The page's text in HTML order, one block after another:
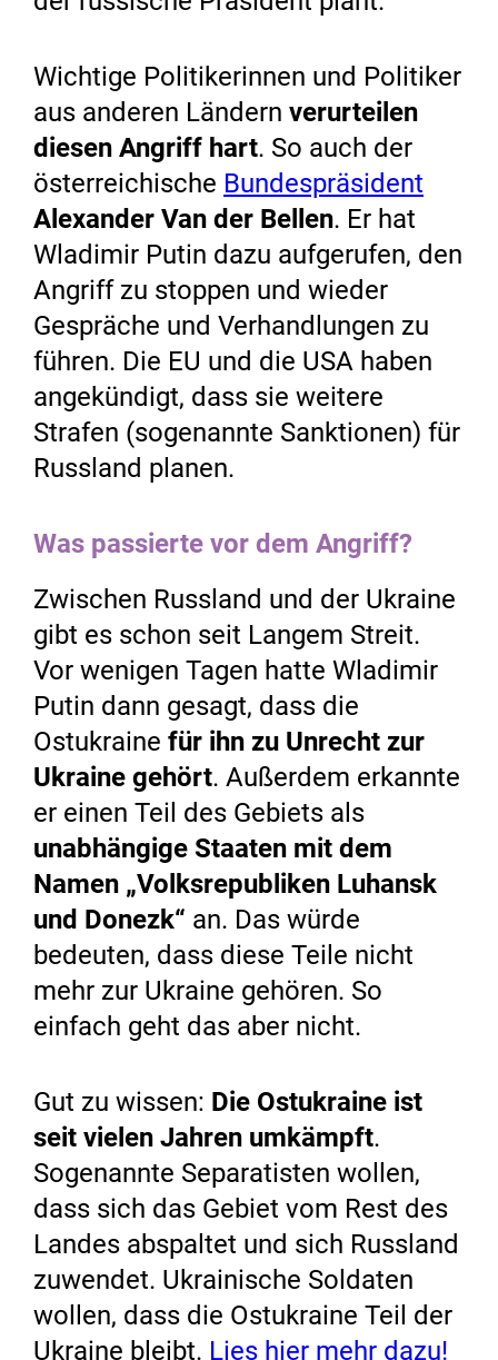
Wichtige Politikerinnen und Politiker
aus anderen Ländern verurteilen
diesen Angriff hart. So auch der
österreichische Bundespräsident
Alexander Van der Bellen. Er hat
Wladimir Putin dazu aufgerufen, den
Angriff zu stoppen und wieder
Gespräche und Verhandlungen zu
führen. Die EU und die USA haben
angekündigt, dass sie weitere
Strafen (sogenannte Sanktionen) für
Russland planen.
Was passierte vor dem Angriff?
Zwischen Russland und der Ukraine
gibt es schon seit Langem Streit.
Vor wenigen Tagen hatte Wladimir
Putin dann gesagt, dass die
Ostukraine für ihn zu Unrecht zur
Ukraine gehört. Außerdem erkannte
er einen Teil des Gebiets als
unabhängige Staaten mit dem
Namen „Volksrepubliken Luhansk
und Donezk“ an. Das würde
bedeuten, dass diese Teile nicht
mehr zur Ukraine gehören. So
einfach geht das aber nicht.
Gut zu wissen: Die Ostukraine ist
seit vielen Jahren umkämpft.
Sogenannte Separatisten wollen,
dass sich das Gebiet vom Rest des
Landes abspaltet und sich Russland
zuwendet. Ukrainische Soldaten
wollen, dass die Ostukraine Teil der
Ukraine bleibt. Lies hier mehr dazu!